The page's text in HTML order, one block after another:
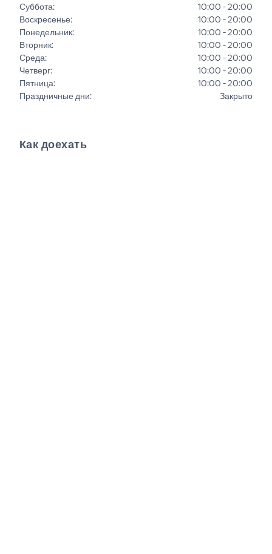
Суббота:
10:00 - 20:00
Воскресенье:
10:00 - 20:00
Понедельник:
10:00 - 20:00
Вторник:
10:00 - 20:00
Среда:
10:00 - 20:00
Четверг:
10:00 - 20:00
Пятница:
10:00 - 20:00
Праздничные дни: Закрыто
Как доехать